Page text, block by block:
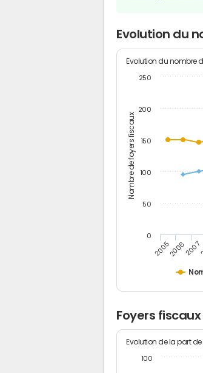
Evolution du
Nombre de foyers fiscaux
Evolution du nombre
200520062007
0
50
100
150
200
250
Foyers
Evolution de la part
100